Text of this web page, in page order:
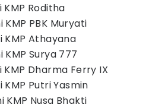
KMP Roditha
KMP PBK Muryati
KMP Athayana
KMP Surya 777
KMP Dharma Ferry IX
KMP Putri Yasmin
KMP Nusa Bhakti